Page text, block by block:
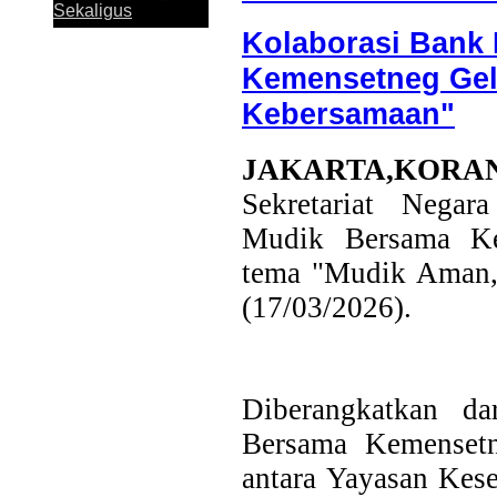
Sekaligus
Kolaborasi Bank
Kemensetneg
Kebersamaan"
Sekretariat
Mudik Bersama
tema "Mudik
(17/03/2026).
Diberangkatkan
Bersama
antara Yayasan